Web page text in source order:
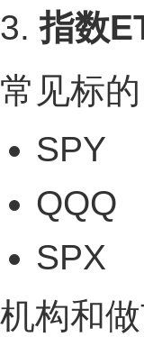
3.指数
常见标的
SPY
QQQ
SPX
机构和